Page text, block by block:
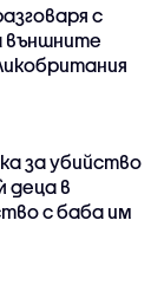
с
външните
за убийство
деца в
с баба им